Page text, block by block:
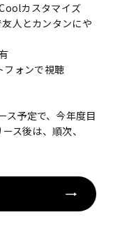
カスタマイズ
人とカンタンにや
フォンで視聴
予定で、今年度目
ス後は、順次、